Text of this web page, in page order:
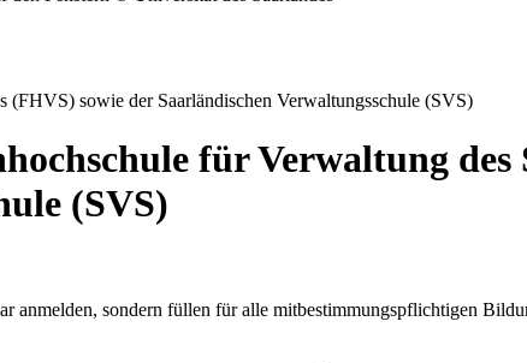
(FHVS) sowie der Saarländischen Verwaltungsschule (SVS)
für Verwaltung des
(SVS)
anmelden, sondern füllen für alle mitbestimmungspflichtigen